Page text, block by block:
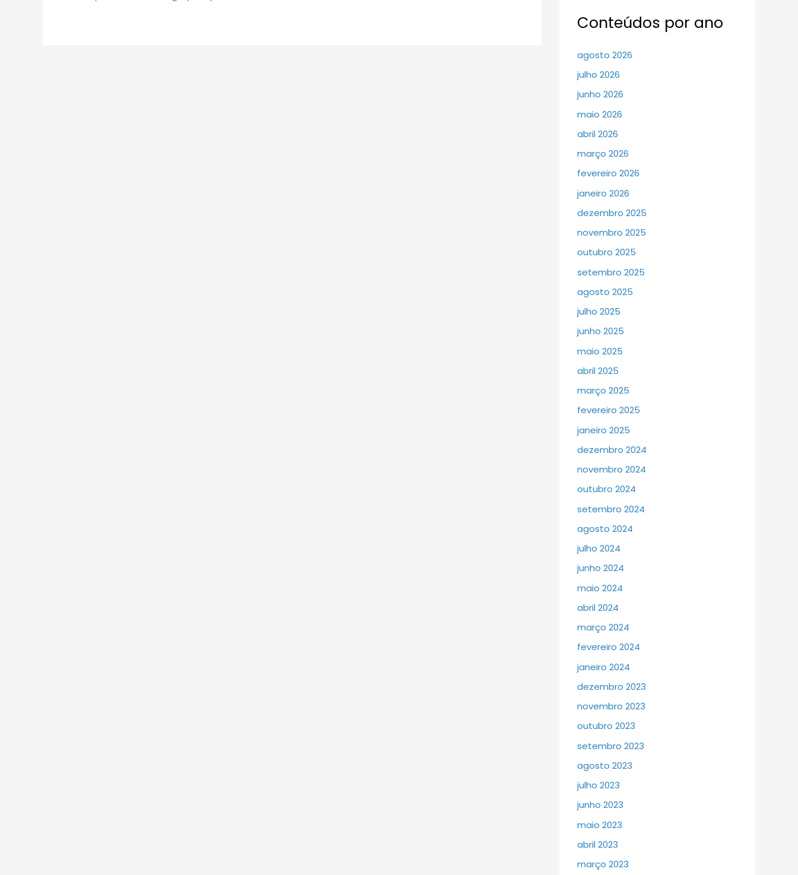
Conteúdos por ano
agosto 2026
julho 2026
junho 2026
maio 2026
abril 2026
março 2026
fevereiro 2026
janeiro 2026
dezembro 2025
novembro 2025
outubro 2025
setembro 2025
agosto 2025
julho 2025
junho 2025
maio 2025
abril 2025
março 2025
fevereiro 2025
janeiro 2025
dezembro 2024
novembro 2024
outubro 2024
setembro 2024
agosto 2024
julho 2024
junho 2024
maio 2024
abril 2024
março 2024
fevereiro 2024
janeiro 2024
dezembro 2023
novembro 2023
outubro 2023
setembro 2023
agosto 2023
julho 2023
junho 2023
maio 2023
abril 2023
março 2023